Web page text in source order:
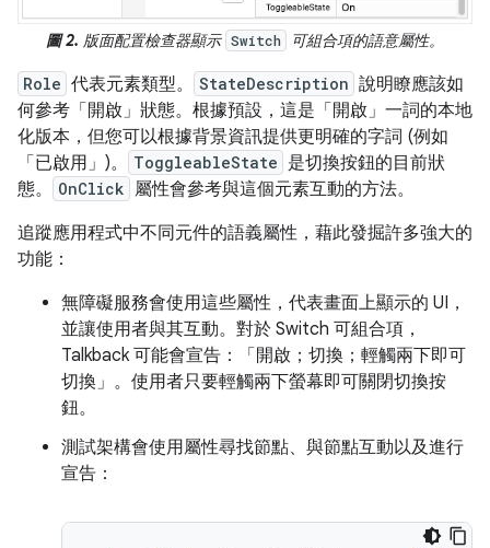
圖 2. 版面配置檢查器顯示 Switch 可組合項的語意屬性。
Role 代表元素類型。 StateDescription 說明瞭應該如
何參考「開啟」狀態。根據預設，這是「開啟」一詞的本地
化版本，但您可以根據背景資訊提供更明確的字詞 (例如
「已啟用」)。
ToggleableState 是切換按鈕的目前狀
態。
OnClick 屬性會參考與這個元素互動的方法。
追蹤應用程式中不同元件的語義屬性，藉此發掘許多強大的
功能：
無障礙服務會使用這些屬性，代表畫面上顯示的 UI，
並讓使用者與其互動。對於 Switch 可組合項，
Talkback 可能會宣告：「開啟；切換；輕觸兩下即可
切換」。使用者只要輕觸兩下螢幕即可關閉切換按
鈕。
測試架構會使用屬性尋找節點、與節點互動以及進行
宣告：